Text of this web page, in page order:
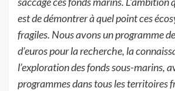
est de démontrer à quel point ces
fragiles. Nous avons un programme
d’euros pour la recherche, la
l’exploration des fonds sous-marins,
programmes dans tous les territoires